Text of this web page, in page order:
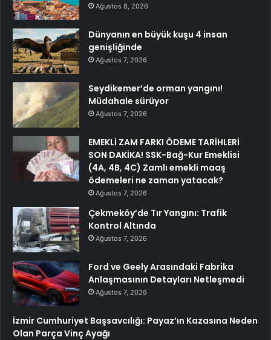
Ağustos 8, 2026
Dünyanın en büyük kuşu 4 insan
genişliğinde
Ağustos 7, 2026
Seydikemer’de orman yangını!
Müdahale sürüyor
Ağustos 7, 2026
EMEKLİ ZAM FARKI ÖDEME TARİHLERİ
SON DAKİKA! SSK-Bağ-Kur Emeklisi
(4A, 4B, 4C) Zamlı emekli maaş
ödemeleri ne zaman yatacak?
Ağustos 7, 2026
Çekmeköy’de Tır Yangını: Trafik
Kontrol Altında
Ağustos 7, 2026
Ford ve Geely Arasındaki Fabrika
Anlaşmasının Detayları Netleşmedi
Ağustos 7, 2026
İzmir Cumhuriyet Başsavcılığı: Payaz’ın Kazasına Neden
Olan Parça Vinç Ayağı